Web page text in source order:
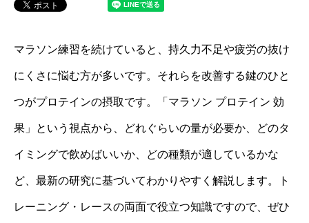
マラソン練習を続けていると、持久力不足や疲労の抜け
にくさに悩む方が多いです。それらを改善する鍵のひと
つがプロテインの摂取です。「マラソン プロテイン 効
果」という視点から、どれぐらいの量が必要か、どのタ
イミングで飲めばいいか、どの種類が適しているかな
ど、最新の研究に基づいてわかりやすく解説します。ト
レーニング・レースの両面で役立つ知識ですので、ぜひ